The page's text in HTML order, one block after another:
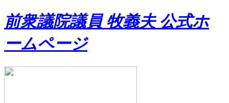
前衆議院議員 牧義夫 公式ホ
ームページ